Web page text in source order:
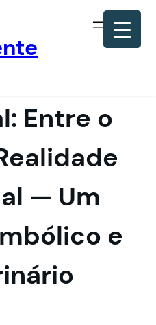
Entre o
— Um
e